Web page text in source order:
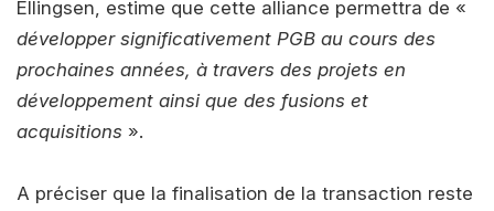
Ellingsen, estime que cette alliance permettra de «
développer significativement PGB au cours des
prochaines années, à travers des projets en
développement ainsi que des fusions et
acquisitions ».
A préciser que la finalisation de la transaction reste